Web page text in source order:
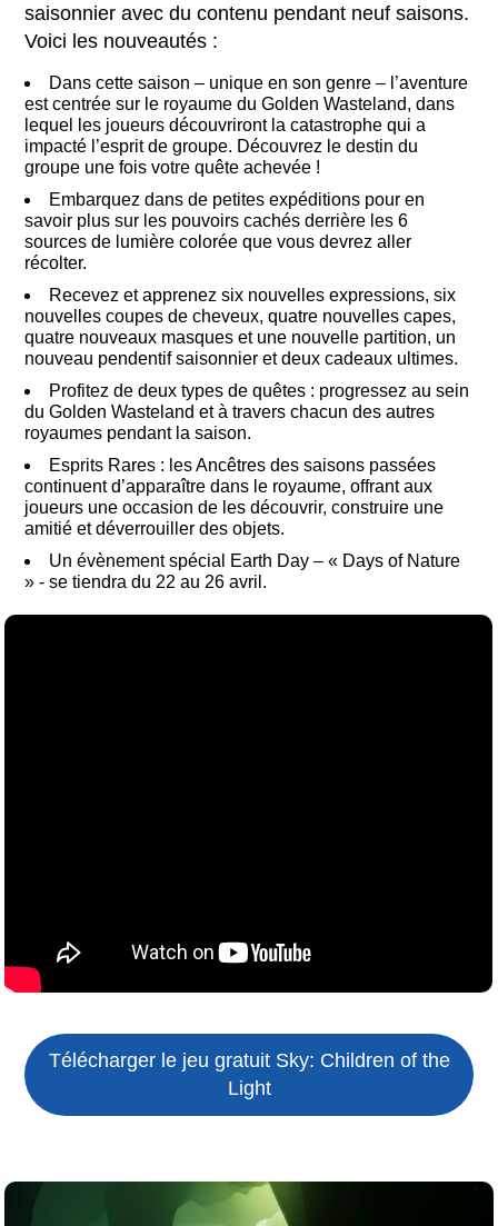
saisonnier avec du contenu pendant neuf saisons.
Voici les nouveautés :
Dans cette saison – unique en son genre – l’aventure
est centrée sur le royaume du Golden Wasteland, dans
lequel les joueurs découvriront la catastrophe qui a
impacté l’esprit de groupe. Découvrez le destin du
groupe une fois votre quête achevée !
Embarquez dans de petites expéditions pour en
savoir plus sur les pouvoirs cachés derrière les 6
sources de lumière colorée que vous devrez aller
récolter.
Recevez et apprenez six nouvelles expressions, six
nouvelles coupes de cheveux, quatre nouvelles capes,
quatre nouveaux masques et une nouvelle partition, un
nouveau pendentif saisonnier et deux cadeaux ultimes.
Profitez de deux types de quêtes : progressez au sein
du Golden Wasteland et à travers chacun des autres
royaumes pendant la saison.
Esprits Rares : les Ancêtres des saisons passées
continuent d’apparaître dans le royaume, offrant aux
joueurs une occasion de les découvrir, construire une
amitié et déverrouiller des objets.
Un évènement spécial Earth Day – « Days of Nature
» - se tiendra du 22 au 26 avril.
Télécharger le jeu gratuit Sky: Children of the
Light